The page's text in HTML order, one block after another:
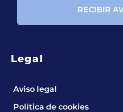
Legal
Aviso legal
Política de cookies